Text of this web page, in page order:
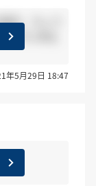
合、ちょう
でに失礼
年5月29日 18:47